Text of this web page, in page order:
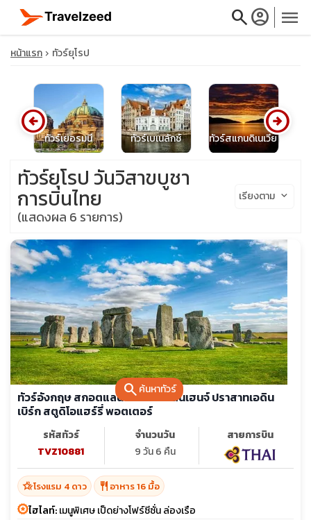
searchaccount_circle menu
close
travel_explore
calendar_month
search
หน้าแรก ทัวร์ยุโรป
ทัวร์เยอรมนี ทัวร์เบเนลักซ์ ทัวร์สแกนดิเนเวีย
arrow_circle_left arrow_circle_right
searchค้นหาทัวร์
ทัวร์ยุโรป วันวิสาขบูชา
การบินไทย
(แสดงผล 6 รายการ)
เรียงตาม keyboard_arrow_down
ทัวร์อังกฤษ สกอตแลนด์ เวลส์ สโตนเฮนจ์ ปราสาทเอดิน
เบิร์ก สตูดิโอแฮร์รี่ พอตเตอร์
รหัสทัวร์
TVZ10881
จำนวนวัน
9 วัน 6 คืน
สายการบิน
hotel_classโรงแรม 4 ดาว restaurant อาหาร 16 มื้อ
ไฮไลท์:เมนูพิเศษ เป็ดย่างโฟร์ซีซั่น ล่องเรือ